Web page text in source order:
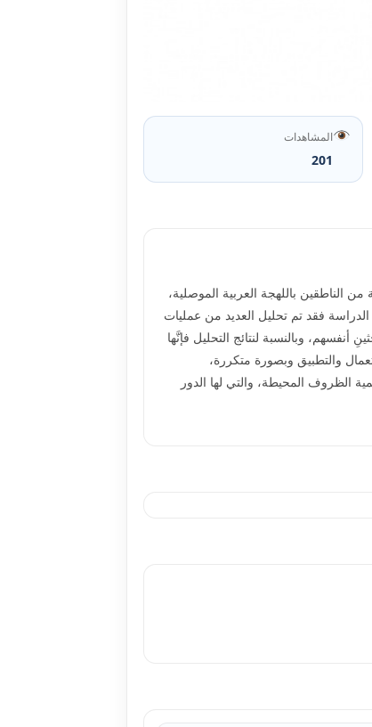
المشاهدات
201
الناطقين باللهجة العربية الموصلية،
فقد تم تحليل العديد من عمليات
أنفسهم، وبالنسبة لنتائج التحليل فإنَّها
والتطبيق وبصورة متكررة،
الظروف المحيطة، والتي لها الدور